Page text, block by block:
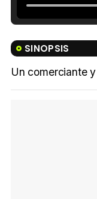
SINOPSIS
Un comerciante